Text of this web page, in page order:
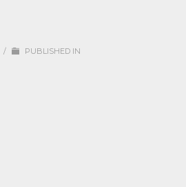
/ PUBLISHED IN